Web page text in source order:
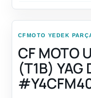
CFMOTO YEDEK
CF MOTO
(T1B) YAG